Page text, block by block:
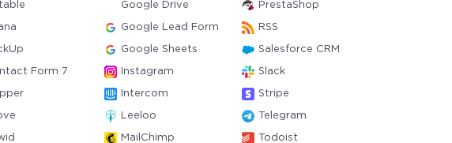
Google Drive PrestaShop
Google Lead Form RSS
Google Sheets Salesforce CRM
Form 7 Instagram Slack
Intercom Stripe
Leeloo Telegram
MailChimp Todoist